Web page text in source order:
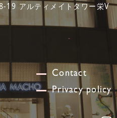
19 アルティメイトタワー栄V
Contact
Privacy policy